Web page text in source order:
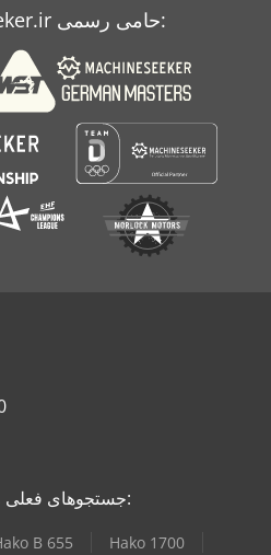
Machine-Seeker.ir حامی رسمی:
جستجوهای فعلی ماشین‌آلات:
B 655
Hako 1700